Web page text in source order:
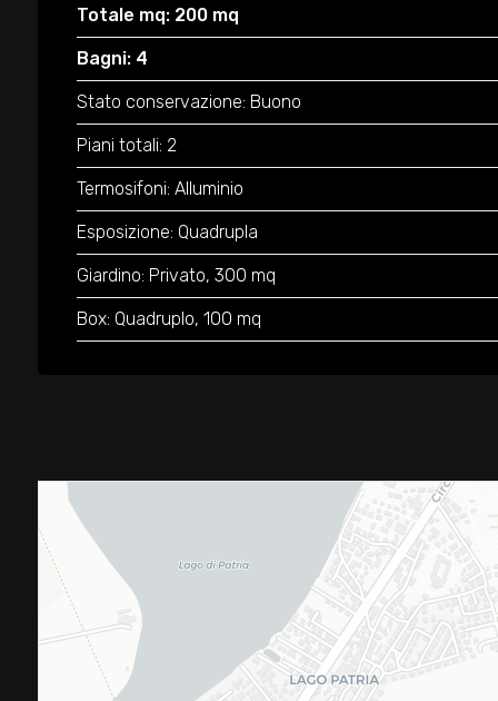
Totale mq: 200 mq
Bagni: 4
Stato conservazione: Buono
Piani totali: 2
Termosifoni: Alluminio
Esposizione: Quadrupla
Giardino: Privato, 300 mq
Box: Quadruplo, 100 mq